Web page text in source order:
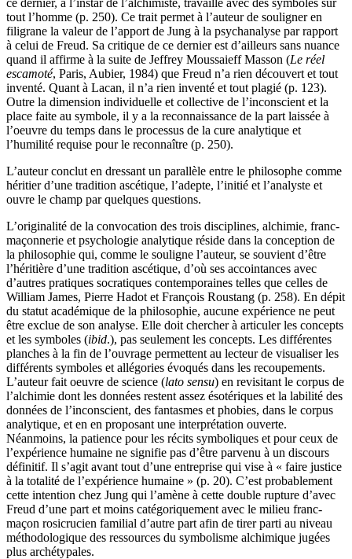
tout l’homme (p. 250). Ce trait permet à l’auteur de souligner en
filigrane la valeur de l’apport de Jung à la psychanalyse par rapport
à celui de Freud. Sa critique de ce dernier est d’ailleurs sans nuance
quand il affirme à la suite de Jeffrey Moussaieff Masson (Le réel
escamoté, Paris, Aubier, 1984) que Freud n’a rien découvert et tout
inventé. Quant à Lacan, il n’a rien inventé et tout plagié (p. 123).
Outre la dimension individuelle et collective de l’inconscient et la
place faite au symbole, il y a la reconnaissance de la part laissée à
l’oeuvre du temps dans le processus de la cure analytique et
l’humilité requise pour le reconnaître (p. 250).
L’auteur conclut en dressant un parallèle entre le philosophe comme
héritier d’une tradition ascétique, l’adepte, l’initié et l’analyste et
ouvre le champ par quelques questions.
L’originalité de la convocation des trois disciplines, alchimie, franc-
maçonnerie et psychologie analytique réside dans la conception de
la philosophie qui, comme le souligne l’auteur, se souvient d’être
l’héritière d’une tradition ascétique, d’où ses accointances avec
d’autres pratiques socratiques contemporaines telles que celles de
William James, Pierre Hadot et François Roustang (p. 258). En dépit
du statut académique de la philosophie, aucune expérience ne peut
être exclue de son analyse. Elle doit chercher à articuler les concepts
et les symboles (ibid.), pas seulement les concepts. Les différentes
planches à la fin de l’ouvrage permettent au lecteur de visualiser les
différents symboles et allégories évoqués dans les recoupements.
L’auteur fait oeuvre de science (lato sensu) en revisitant le corpus de
l’alchimie dont les données restent assez ésotériques et la labilité des
données de l’inconscient, des fantasmes et phobies, dans le corpus
analytique, et en en proposant une interprétation ouverte.
Néanmoins, la patience pour les récits symboliques et pour ceux de
l’expérience humaine ne signifie pas d’être parvenu à un discours
définitif. Il s’agit avant tout d’une entreprise qui vise à « faire justice
à la totalité de l’expérience humaine » (p. 20). C’est probablement
cette intention chez Jung qui l’amène à cette double rupture d’avec
Freud d’une part et moins catégoriquement avec le milieu franc-
maçon rosicrucien familial d’autre part afin de tirer parti au niveau
méthodologique des ressources du symbolisme alchimique jugées
plus archétypales.